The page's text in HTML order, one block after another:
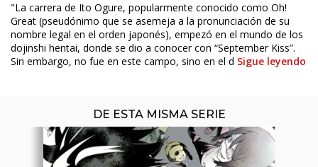
"La carrera de Ito Ogure, popularmente conocido como Oh!
Great (pseudónimo que se asemeja a la pronunciación de su
nombre legal en el orden japonés), empezó en el mundo de los
dojinshi hentai, donde se dio a conocer con “September Kiss”.
Sin embargo, no fue en este campo, sino en el d Sigue leyendo
DE ESTA MISMA SERIE